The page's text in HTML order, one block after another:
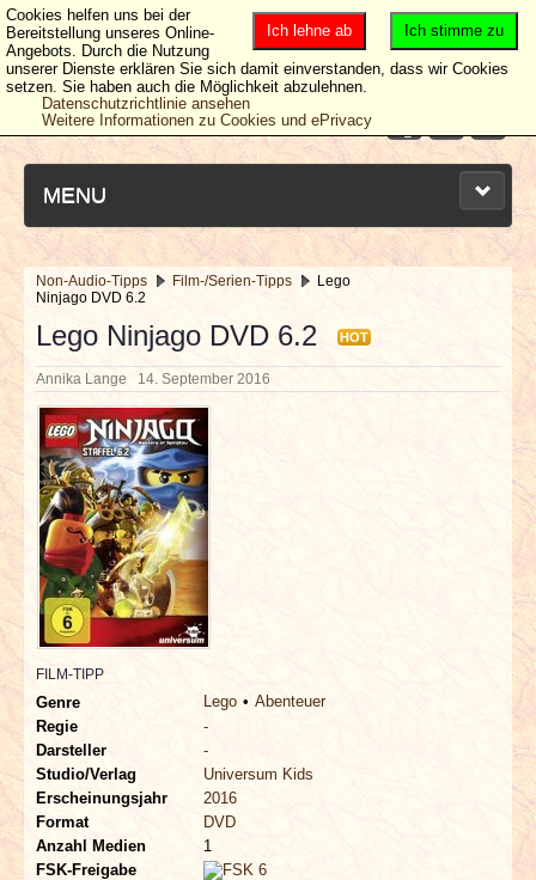
MENU
NEUESTE ARTIKEL
NEWS & DATES
BERICHTE
VERLOSUNGEN
INTERVIEWS
SPECIALS
REDAKTION
LINKS
ARCHIV
Non-Audio-Tipps Film-/Serien-Tipps
Lego
Ninjago DVD 6.2
Lego Ninjago DVD 6.2 HOT
Annika Lange 14. September 2016
FILM-TIPP
Genre Lego
Abenteuer
Regie
-
Darsteller
-
Studio/Verlag
Universum Kids
Erscheinungsjahr
2016
Format
DVD
Anzahl Medien
1
FSK-Freigabe
Ich stimme zu
Ich lehne ab
Cookies helfen uns bei der
Bereitstellung unseres Online-
Angebots. Durch die Nutzung
unserer Dienste erklären Sie sich damit einverstanden, dass wir Cookies
setzen. Sie haben auch die Möglichkeit abzulehnen.
Datenschutzrichtlinie ansehen
Weitere Informationen zu Cookies und ePrivacy